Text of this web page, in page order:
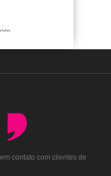
contato com clientes de